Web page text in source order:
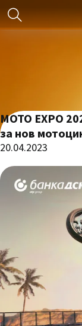
MOTO EXPO
за нов
20.04.2023